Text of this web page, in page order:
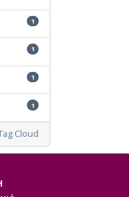
1
1
1
1
Cloud